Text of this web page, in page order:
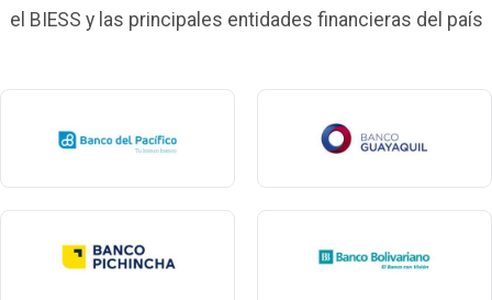
el BIESS y las principales entidades financieras del país